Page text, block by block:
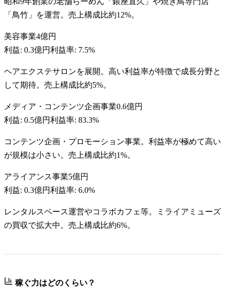
「鳥竹」を運営。売上構成比約12%。
美容事業4億円
利益: 0.3億円利益率: 7.5%
ヘアエクステサロンを展開。高い利益率が特徴で成長分野と
して期待。売上構成比約5%。
メディア・コンテンツ企画事業0.6億円
利益: 0.5億円利益率: 83.3%
コンテンツ企画・プロモーション事業。利益率が極めて高い
が規模は小さい。売上構成比約1%。
アライアンス事業5億円
利益: 0.3億円利益率: 6.0%
レンタルスペース運営やコラボカフェ等。ミライアミューズ
の買収で拡大中。売上構成比約6%。
稼ぐ力はどのくらい？